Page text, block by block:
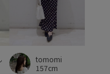
クッション
ネートしやすい
ー サテン
tomomi
157cm